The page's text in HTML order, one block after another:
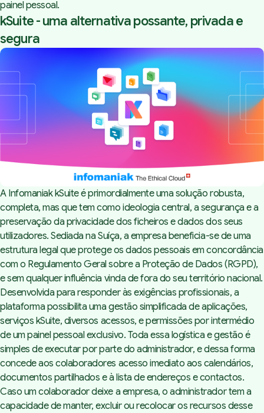
painel pessoal.
kSuite - uma alternativa possante, privada e
segura
A InfomaniakkSuiteé primordialmente uma solução robusta,
completa, mas que tem como ideologia central, a segurança e a
preservação da privacidade dos ficheiros e dados dos seus
utilizadores. Sediada na Suíça, a empresa beneficia-se de uma
estrutura legal que protege os dados pessoais em concordância
com o Regulamento Geral sobre a Proteção de Dados (RGPD),
e sem qualquer influência vinda de fora do seu território nacional.
Desenvolvida para responder às exigências profissionais, a
plataforma possibilita uma gestão simplificada de aplicações,
serviços kSuite, diversos acessos, e permissões por intermédio
de um painel pessoal exclusivo. Toda essa logística e gestão é
simples de executar por parte do administrador, e dessa forma
concede aos colaboradores acesso imediato aos calendários,
documentos partilhados e à lista de endereços e contactos.
Caso um colaborador deixe a empresa, o administrador tem a
capacidade de manter, excluir ou recolocar os recursos desse